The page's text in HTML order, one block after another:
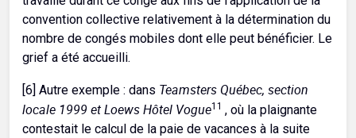
convention collective relativement à la détermination du
nombre de congés mobiles dont elle peut bénéficier. Le
grief a été accueilli.
[6] Autre exemple : dans Teamsters Québec, section
locale 1999 et Loews Hôtel Vogue11 , où la plaignante
contestait le calcul de la paie de vacances à la suite